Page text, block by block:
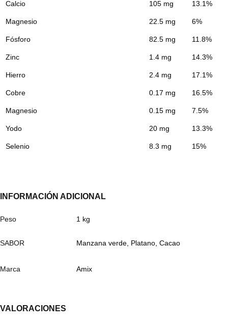
Calcio 105 mg 13.1%
Magnesio 22.5 mg 6%
Fósforo 82.5 mg 11.8%
Zinc 1.4 mg 14.3%
Hierro 2.4 mg 17.1%
Cobre 0.17 mg 16.5%
Magnesio 0.15 mg 7.5%
Yodo 20 mg 13.3%
Selenio 8.3 mg 15%
INFORMACIÓN ADICIONAL
Peso 1 kg
SABOR Manzana verde, Platano, Cacao
Marca Amix
VALORACIONES